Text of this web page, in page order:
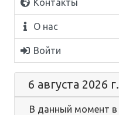
Контакты
О нас
Войти
6 августа 2026 г.
В данный момент в